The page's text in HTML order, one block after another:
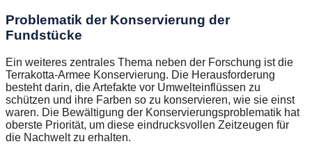
Problematik der Konservierung der
Fundstücke
Ein weiteres zentrales Thema neben der Forschung ist die
Terrakotta-Armee Konservierung. Die Herausforderung
besteht darin, die Artefakte vor Umwelteinflüssen zu
schützen und ihre Farben so zu konservieren, wie sie einst
waren. Die Bewältigung der Konservierungsproblematik hat
oberste Priorität, um diese eindrucksvollen Zeitzeugen für
die Nachwelt zu erhalten.